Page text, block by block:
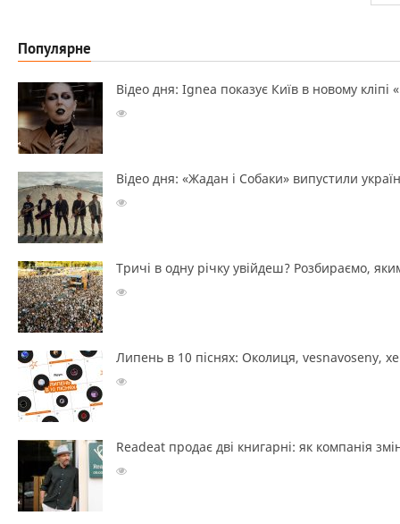
Популярне
Відео дня: Ignea показує Київ в новому кліпі
Відео дня: «Жадан і Собаки» випустили
Тричі в одну річку увійдеш? Розбираємо,
Липень в 10 піснях: Околиця, vesnavoseny,
Readeat продає дві книгарні: як компанія